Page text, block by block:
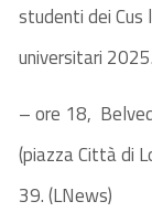
studenti dei Cus
universitari 2025.
– ore 18,
(piazza Città di
39. (LNews)